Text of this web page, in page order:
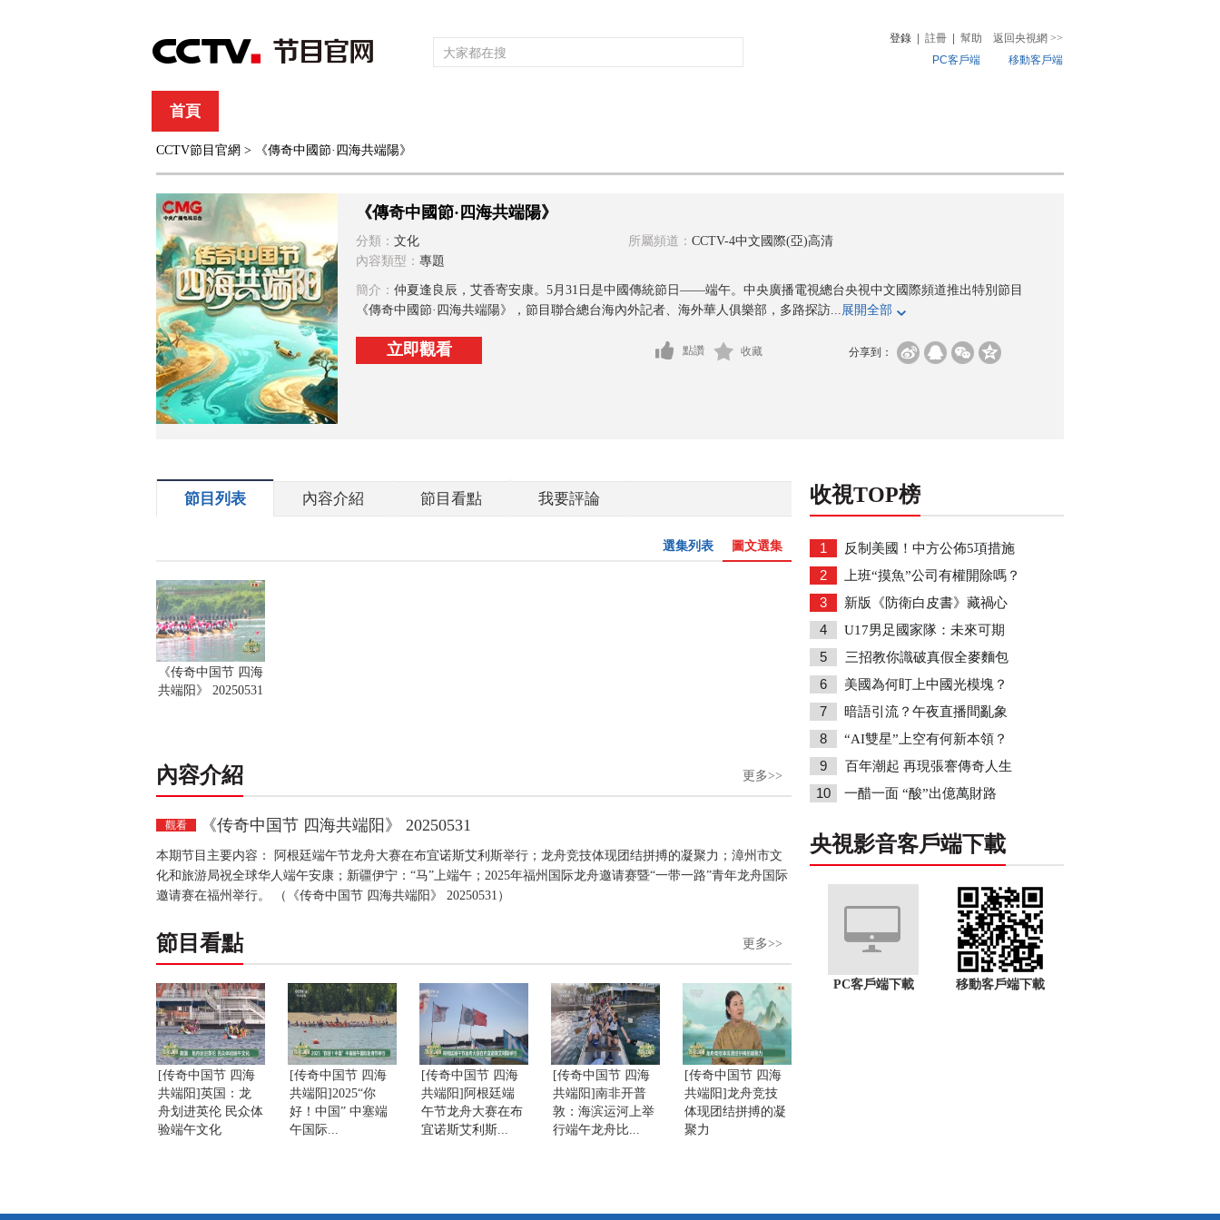
登錄 註冊 幫助 返回央視網 >>
PC客戶端
移動客戶端
首頁
綜合 新聞 財經 綜藝 中文國際 體育
CCTV節目官網 > 《傳奇中國節·四海共端陽》
《傳奇中國節·四海共端陽》
分類： 文化 所屬頻道： CCTV-4中文國際(亞)高清
內容類型： 專題
簡介： 仲夏逢良辰，艾香寄安康。5月31日是中國傳統節日——端午。中央廣播電視總台央視中文國際頻道推出特別節目
《傳奇中國節·四海共端陽》，節目聯合總台海內外記者、海外華人俱樂部，多路探訪...展開全部
立即觀看 分享到：
點讚 收藏
節目列表 內容介紹 節目看點 我要評論
圖文選集
選集列表
《传奇中国节 四海
共端阳》 20250531
內容介紹 更多>>
觀看 《传奇中国节 四海共端阳》 20250531
本期节目主要内容： 阿根廷端午节龙舟大赛在布宜诺斯艾利斯举行；龙舟竞技体现团结拼搏的凝聚力；漳州市文
化和旅游局祝全球华人端午安康；新疆伊宁：“马”上端午；2025年福州国际龙舟邀请赛暨“一带一路”青年龙舟国际
邀请赛在福州举行。 （《传奇中国节 四海共端阳》 20250531）
節目看點 更多>>
[传奇中国节 四海
共端阳]英国：龙
舟划进英伦 民众体
验端午文化
[传奇中国节 四海
共端阳]2025“你
好！中国” 中塞端
午国际...
[传奇中国节 四海
共端阳]阿根廷端
午节龙舟大赛在布
宜诺斯艾利斯...
[传奇中国节 四海
共端阳]南非开普
敦：海滨运河上举
行端午龙舟比...
[传奇中国节 四海
共端阳]龙舟竞技
体现团结拼搏的凝
聚力
收視TOP榜
1 反制美國！中方公佈5項措施
2 上班“摸魚”公司有權開除嗎？
3 新版《防衛白皮書》藏禍心
4 U17男足國家隊：未來可期
5 三招教你識破真假全麥麵包
6 美國為何盯上中國光模塊？
7 暗語引流？午夜直播間亂象
8 “AI雙星”上空有何新本領？
9 百年潮起 再現張謇傳奇人生
10 一醋一面 “酸”出億萬財路
央視影音客戶端下載
PC客戶端下載 移動客戶端下載